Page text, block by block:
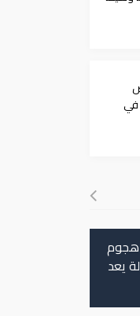
في
هجوم
يعد